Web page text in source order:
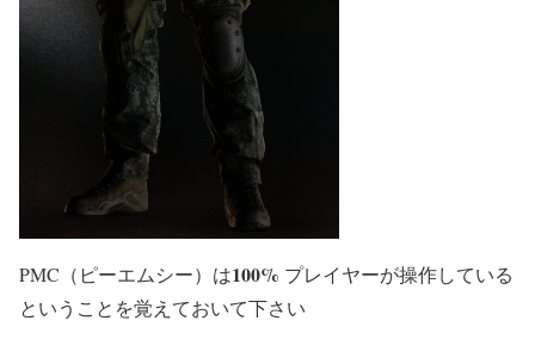
PMC（ピーエムシー）は100% プレイヤーが操作している
ということを覚えておいて下さい